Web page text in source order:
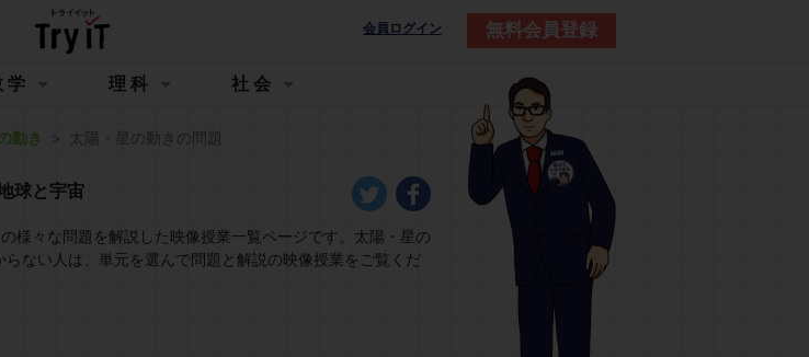
会員ログイン 無料会員登録
学 理科 社会
動き 太陽・星の動きの問題
球と宇宙
様々な問題を解説した映像授業一覧ページです。太陽・星の
ない人は、単元を選んで問題と解説の映像授業をご覧くだ